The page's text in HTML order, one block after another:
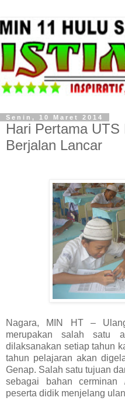
Senin, 10 Maret 2014
Hari Pertama UTS
Berjalan Lancar
Nagara, MIN HT –
merupakan salah satu
dilaksanakan setiap tahun
tahun pelajaran akan
Genap. Salah satu tujuan
sebagai bahan cerminan
peserta didik menjelang